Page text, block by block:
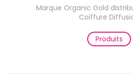
Marque Organic Gold
Coiffure
Produits